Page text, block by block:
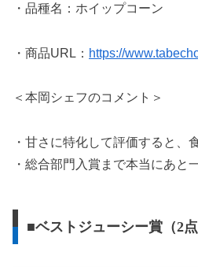
・品種名：ホイップコーン
・商品URL： https://
＜本岡シェフのコメント＞
・甘さに特化して評価すると、
・総合部門入賞まで本当にあと
■ベストジューシー賞（2点